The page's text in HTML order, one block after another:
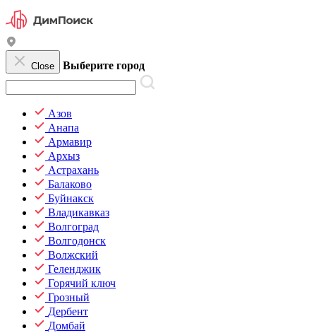
Close Выберите город
Азов
Анапа
Армавир
Архыз
Астрахань
Балаково
Буйнакск
Владикавказ
Волгоград
Волгодонск
Волжский
Геленджик
Горячий ключ
Грозный
Дербент
Домбай